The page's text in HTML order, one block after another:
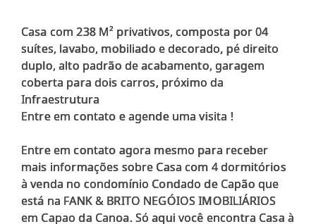
Casa com 238 M² privativos, composta por 04
suítes, lavabo, mobiliado e decorado, pé direito
duplo, alto padrão de acabamento, garagem
coberta para dois carros, próximo da
Infraestrutura
Entre em contato e agende uma visita !
Entre em contato agora mesmo para receber
mais informações sobre Casa com 4 dormitórios
à venda no condomínio Condado de Capão que
está na FANK & BRITO NEGÓIOS IMOBILIÁRIOS
em Capao da Canoa. Só aqui você encontra Casa à